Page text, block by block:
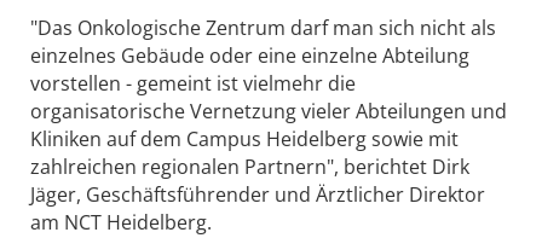
"Das Onkologische Zentrum darf man sich nicht als
einzelnes Gebäude oder eine einzelne Abteilung
vorstellen - gemeint ist vielmehr die
organisatorische Vernetzung vieler Abteilungen und
Kliniken auf dem Campus Heidelberg sowie mit
zahlreichen regionalen Partnern", berichtet Dirk
Jäger, Geschäftsführender und Ärztlicher Direktor
am NCT Heidelberg.